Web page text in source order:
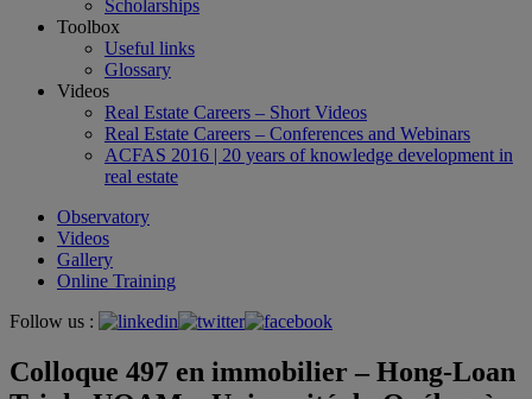
Scholarships
Toolbox
Useful links
Glossary
Videos
Real Estate Careers – Short Videos
Real Estate Careers – Conferences and Webinars
ACFAS 2016 | 20 years of knowledge development in
real estate
Observatory
Videos
Gallery
Online Training
Follow us :
Colloque 497 en immobilier – Hong-Loan